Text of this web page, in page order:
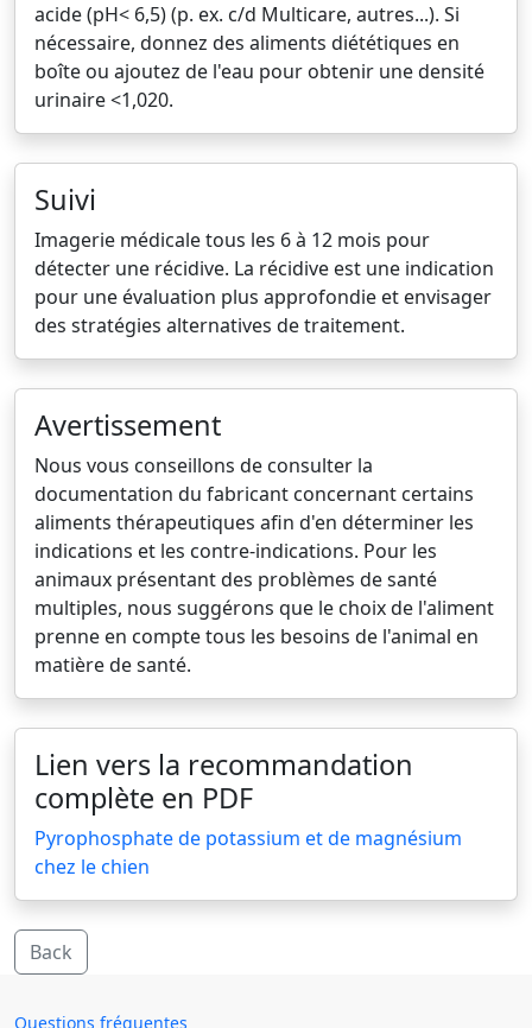
acide (pH< 6,5) (p. ex. c/d Multicare, autres...). Si
nécessaire, donnez des aliments diététiques en
boîte ou ajoutez de l'eau pour obtenir une densité
urinaire <1,020.
Suivi
Imagerie médicale tous les 6 à 12 mois pour
détecter une récidive. La récidive est une indication
pour une évaluation plus approfondie et envisager
des stratégies alternatives de traitement.
Avertissement
Nous vous conseillons de consulter la
documentation du fabricant concernant certains
aliments thérapeutiques afin d'en déterminer les
indications et les contre-indications. Pour les
animaux présentant des problèmes de santé
multiples, nous suggérons que le choix de l'aliment
prenne en compte tous les besoins de l'animal en
matière de santé.
Lien vers la recommandation
complète en PDF
Pyrophosphate de potassium et de magnésium
chez le chien
Back
Questions fréquentes